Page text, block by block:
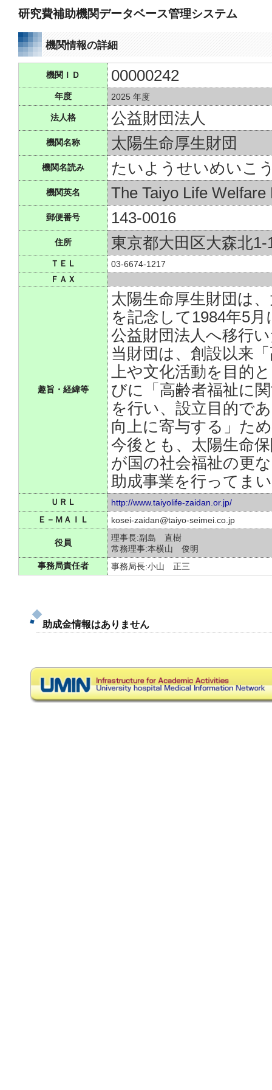
研究費補助機関データベース管理システム
機関情報の詳細
機関ＩＤ 00000242
年度 2025 年度
法人格 公益財団法人
機関名称 太陽生命厚生財団
機関名読み たいようせいめいこ
機関英名 The Taiyo Life Welfare
郵便番号 143-0016
住所 東京都大田区大森北
ＴＥＬ
03-6674-1217
ＦＡＸ
趣旨・経緯等
太陽生命厚生財団は
を記念して1984年5
公益財団法人へ移行
当財団は、創設以来
上や文化活動を目的
びに「高齢者福祉に
を行い、設立目的で
向上に寄与する」た
今後とも、太陽生命
が国の社会福祉の更
助成事業を行ってま
ＵＲＬ
http://www.taiyolife-zaidan.or.jp/
Ｅ－ＭＡＩＬ
kosei-zaidan@taiyo-seimei.co.jp
役員
理事長:副島 直樹
常務理事:本横山 俊明
事務局責任者
事務局長:小山 正三
助成金情報はありません